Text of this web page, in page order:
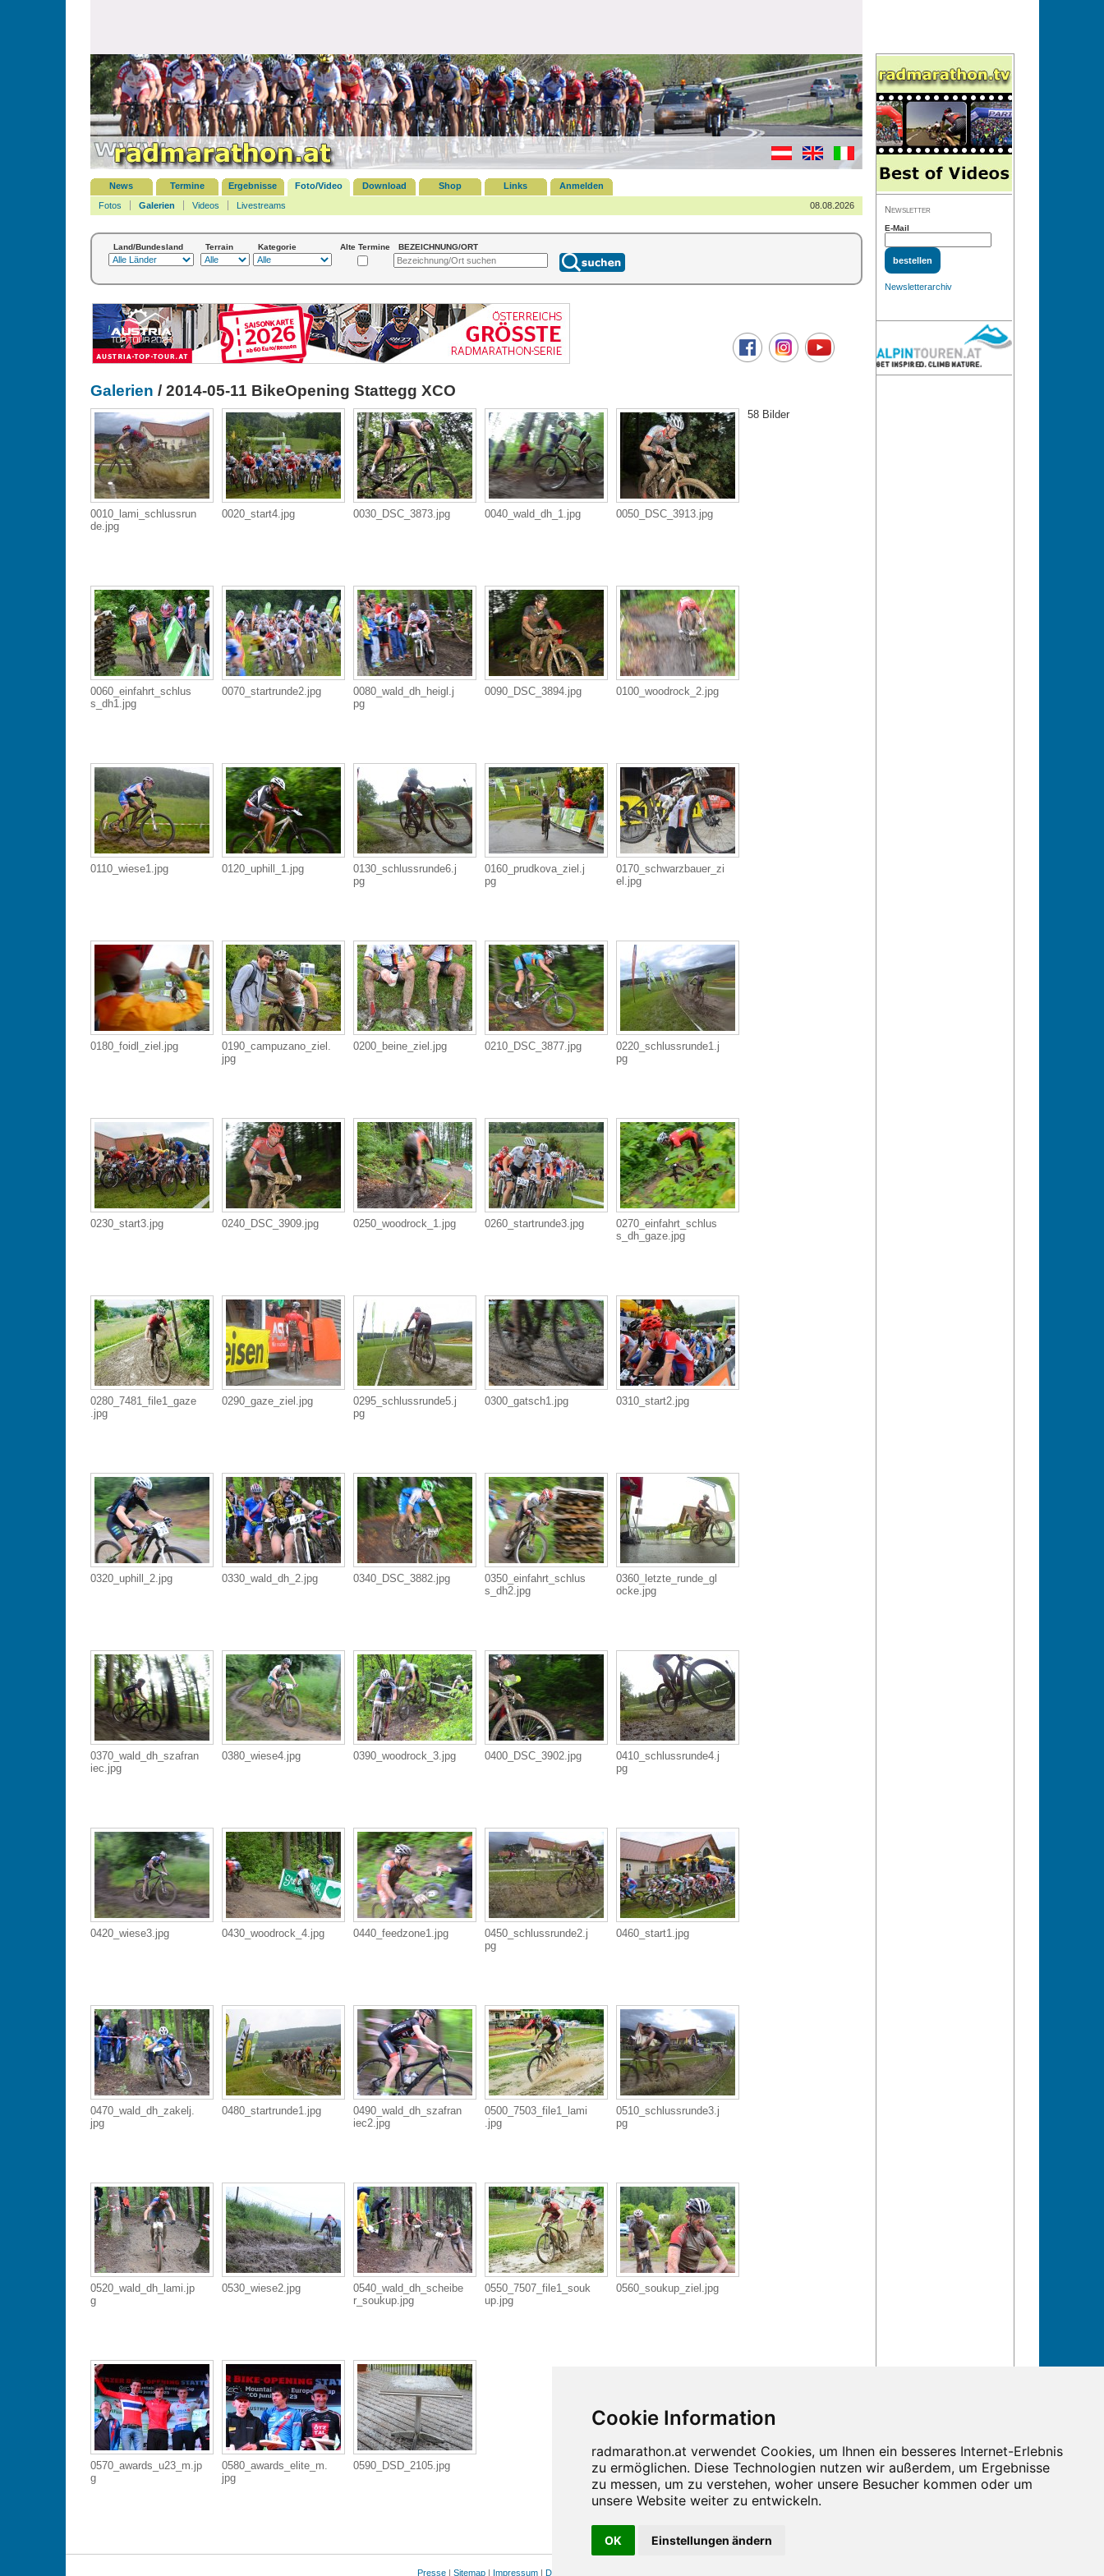
OK Einstellungen ändern
News Termine Ergebnisse Foto/Video Download Shop Links
Anmelden
Fotos
Galerien Videos Livestreams 08.08.2026
Land/Bundesland Terrain Kategorie Alte Termine BEZEICHNUNG/ORT
Galerien / 2014-05-11 BikeOpening Stattegg XCO
0010_lami_schlussrun
de.jpg
0020_start4.jpg 0030_DSC_3873.jpg 0040_wald_dh_1.jpg 0050_DSC_3913.jpg
0060_einfahrt_schlus
s_dh1.jpg
0070_startrunde2.jpg
0080_wald_dh_heigl.j
pg
0090_DSC_3894.jpg 0100_woodrock_2.jpg
0110_wiese1.jpg 0120_uphill_1.jpg
0130_schlussrunde6.j
pg
0160_prudkova_ziel.j
pg
0170_schwarzbauer_zi
el.jpg
0180_foidl_ziel.jpg
0190_campuzano_ziel.
jpg
0200_beine_ziel.jpg 0210_DSC_3877.jpg
0220_schlussrunde1.j
pg
0230_start3.jpg 0240_DSC_3909.jpg 0250_woodrock_1.jpg 0260_startrunde3.jpg
0270_einfahrt_schlus
s_dh_gaze.jpg
0280_7481_file1_gaze
.jpg
0290_gaze_ziel.jpg
0295_schlussrunde5.j
pg
0300_gatsch1.jpg 0310_start2.jpg
0320_uphill_2.jpg 0330_wald_dh_2.jpg 0340_DSC_3882.jpg
0350_einfahrt_schlus
s_dh2.jpg
0360_letzte_runde_gl
ocke.jpg
0370_wald_dh_szafran
iec.jpg
0380_wiese4.jpg 0390_woodrock_3.jpg 0400_DSC_3902.jpg
0410_schlussrunde4.j
pg
0420_wiese3.jpg 0430_woodrock_4.jpg 0440_feedzone1.jpg
0450_schlussrunde2.j
pg
0460_start1.jpg
0470_wald_dh_zakelj.
jpg
0480_startrunde1.jpg
0490_wald_dh_szafran
iec2.jpg
0500_7503_file1_lami
.jpg
0510_schlussrunde3.j
pg
0520_wald_dh_lami.jp
g
0530_wiese2.jpg
0540_wald_dh_scheibe
r_soukup.jpg
0550_7507_file1_souk
up.jpg
0560_soukup_ziel.jpg
0570_awards_u23_m.jp
g
0580_awards_elite_m.
jpg
0590_DSD_2105.jpg
58 Bilder
Newsletter
E-Mail
Newsletterarchiv
Presse | Sitemap | Impressum | Datenschutz